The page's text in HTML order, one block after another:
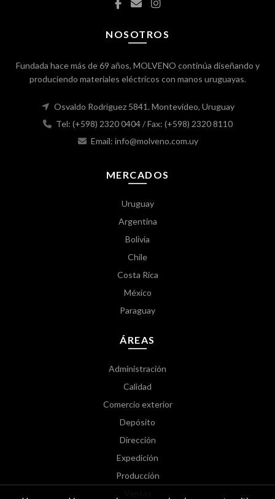
NOSOTROS
Fundada hace más de 69 años, MOLVENO continúa diseñando y
produciendo materiales eléctricos con manos uruguayas.
Osvaldo Rodríguez 5841. Montevideo, Uruguay
Tel: (+598) 2320 0404/ Fax: (+598) 2320 8110
Email: info@molveno.com.uy
MERCADOS
Uruguay
Argentina
Bolivia
Chile
Costa Rica
México
Paraguay
ÁREAS
Administración
Calidad
Comercio exterior
Depósito
Dirección
Expedición
Producción